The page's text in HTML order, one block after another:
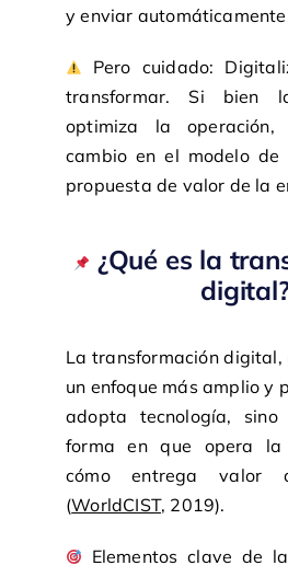
y enviar
Pero cuidado:
transformar. Si bien
optimiza la
cambio en el modelo de
propuesta de valor de la
¿Qué es la
La transformación digital,
un enfoque más amplio y
adopta tecnología,
forma en que opera la
cómo entrega valor
(WorldCIST, 2019).
Elementos clave de